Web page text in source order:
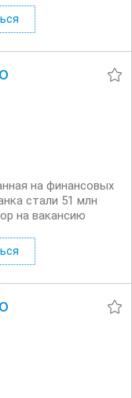
по
на финансовых
стали 51 млн
на вакансию
по